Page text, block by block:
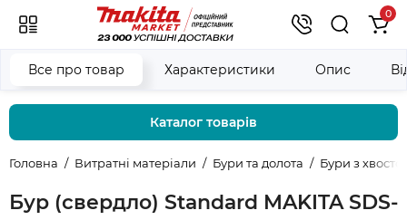
0
Каталог товарів
Головна Витратні матеріали Бури та долота Бури з
Бур (свердло) Standard MAKITA SDS-
Все про товар Характеристики Опис